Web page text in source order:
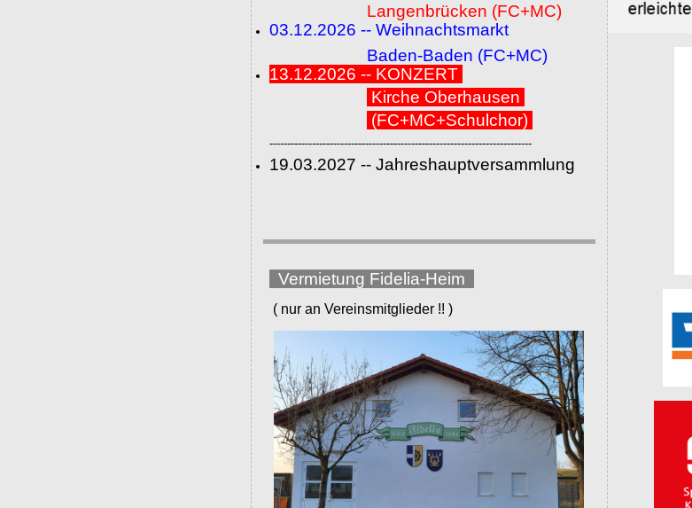
Langenbrücken (FC+MC)
03.12.2026 -- Weihnachtsmarkt
Baden-Baden (FC+MC)
13.12.2026 -- KONZERT
Kirche Oberhausen
(FC+MC+Schulchor)
--------------------------------------------------------------------------
19.03.2027 -- Jahreshauptversammlung
Vermietung Fidelia-Heim
( nur an Vereinsmitglieder !! )